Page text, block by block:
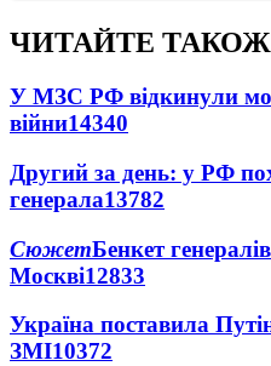
ЧИТАЙТЕ ТАКОЖ
У МЗС РФ відкинули
війни14340
Другий за день: у РФ
генерала13782
СюжетБенкет
Москві12833
Україна поставила
ЗМІ10372